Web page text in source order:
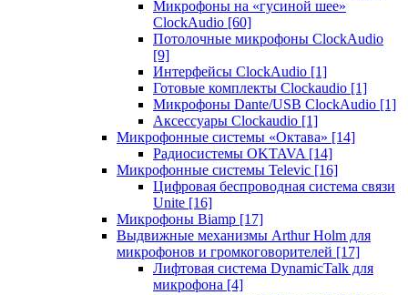
Микрофоны на «гусиной шее»
ClockAudio [60]
Потолочные микрофоны ClockAudio
[9]
Интерфейсы ClockAudio [1]
Готовые комплекты Clockaudio [1]
Микрофоны Dante/USB ClockAudio [1]
Аксессуары Clockaudio [1]
Микрофонные системы «Октава» [14]
Радиосистемы OKTAVA [14]
Микрофонные системы Televic [16]
Цифровая беспроводная система связи
Unite [16]
Микрофоны Biamp [17]
Выдвижные механизмы Arthur Holm для
микрофонов и громкоговорителей [17]
Лифтовая система DynamicTalk для
микрофона [4]